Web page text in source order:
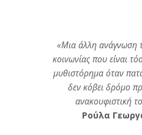
«Μια άλλη ανάγνωση
κοινωνίας που είναι
μυθιστόρημα όταν
δεν κόβει δρόμο
ανακουφιστική
Ρούλα